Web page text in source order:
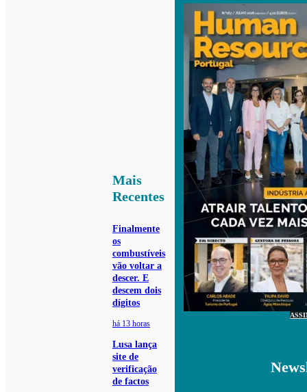
Mais
Recentes
Finalmente
os
combustíveis
vão voltar a
descer. E
descem dois
dígitos
há 13 horas
Lusa lança
site de
verificação
de factos